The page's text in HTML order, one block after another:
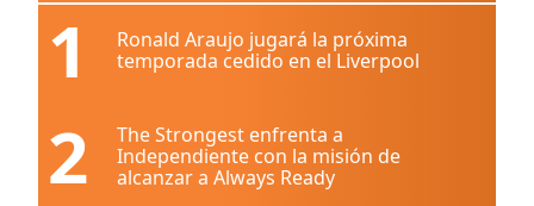
1
Ronald Araujo jugará la próxima
temporada cedido en el Liverpool
2
The Strongest enfrenta a
Independiente con la misión de
alcanzar a Always Ready